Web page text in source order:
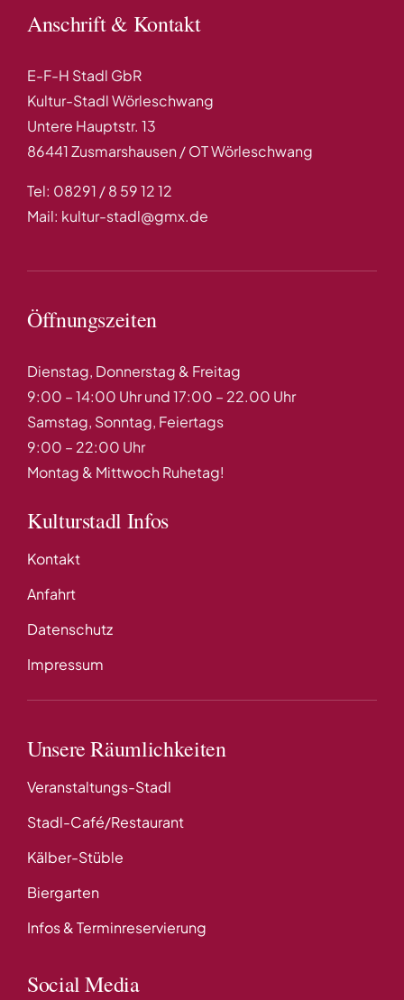
Anschrift & Kontakt
E-F-H Stadl GbR
Kultur-Stadl Wörleschwang
Untere Hauptstr. 13
86441 Zusmarshausen / OT Wörleschwang
Tel: 08291 / 8 59 12 12
Mail: kultur-stadl@gmx.de
Öffnungszeiten
Dienstag, Donnerstag & Freitag
9:00 – 14:00 Uhr und 17:00 – 22.00 Uhr
Samstag, Sonntag, Feiertags
9:00 – 22:00 Uhr
Montag & Mittwoch Ruhetag!
Kulturstadl Infos
Kontakt
Anfahrt
Datenschutz
Impressum
Unsere Räumlichkeiten
Veranstaltungs-Stadl
Stadl-Café/Restaurant
Kälber-Stüble
Biergarten
Infos & Terminreservierung
Social Media